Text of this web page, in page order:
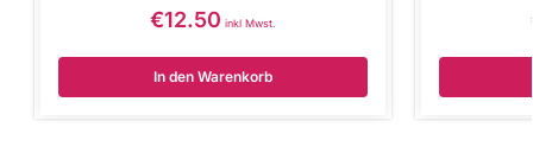
€12.50 inkl Mwst.
In den Warenkorb